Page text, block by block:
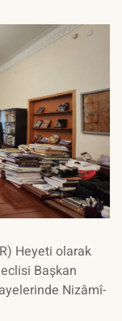
Heyeti olarak
Başkan
Nizâmî-